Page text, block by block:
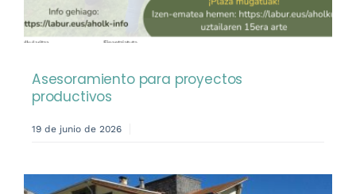
Asesoramiento para proyectos
productivos
19 de junio de 2026